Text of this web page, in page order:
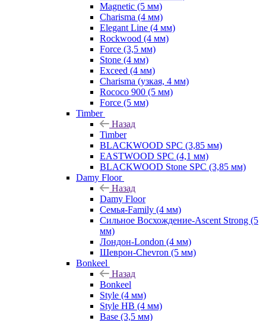
Magnetic (5 мм)
Charisma (4 мм)
Elegant Line (4 мм)
Rockwood (4 мм)
Force (3,5 мм)
Stone (4 мм)
Exceed (4 мм)
Charisma (узкая, 4 мм)
Rococo 900 (5 мм)
Force (5 мм)
Timber
Назад
Timber
BLACKWOOD SPC (3,85 мм)
EASTWOOD SPC (4,1 мм)
BLACKWOOD Stone SPC (3,85 мм)
Damy Floor
Назад
Damy Floor
Семья-Family (4 мм)
Сильное Восхождение-Ascent Strong (5
мм)
Лондон-London (4 мм)
Шеврон-Chevron (5 мм)
Bonkeel
Назад
Bonkeel
Style (4 мм)
Style HB (4 мм)
Base (3,5 мм)